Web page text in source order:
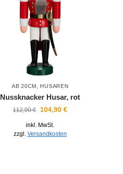
AB 20CM HUSAREN
Nussknacker Husar, rot
112,90€ 104,90€
inkl. MwSt.
zzgl. Versandkosten